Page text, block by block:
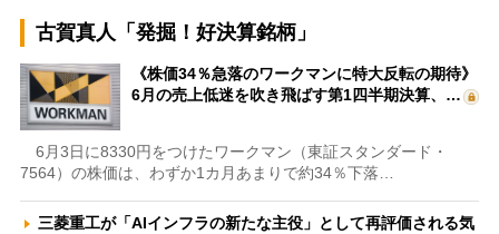
古賀真人「発掘！好決算銘柄」
《株価34％急落のワークマンに特大反転の期待》
6月の売上低迷を吹き飛ばす第1四半期決算、…
6月3日に8330円をつけたワークマン（東証スタンダード・
7564）の株価は、わずか1カ月あまりで約34％下落…
三菱重工が「AIインフラの新たな主役」として再評価される気